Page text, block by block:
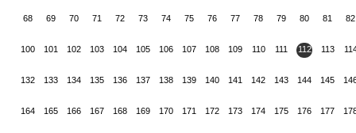
68 69 70 71 72 73 74 75 76 77 78 79 80 81 82
100 101 102 103 104 105 106 107 108 109 110 111 112 113
132 133 134 135 136 137 138 139 140 141 142 143 144 145
164 165 166 167 168 169 170 171 172 173 174 175 176 177